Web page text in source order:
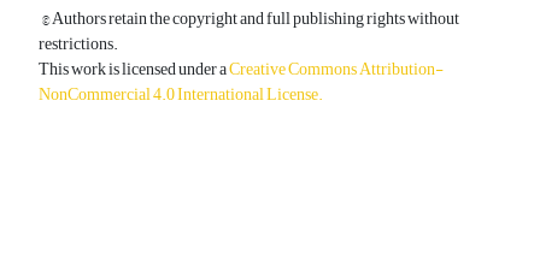
© Authors retain the copyright and full publishing rights without
restrictions.
This work is licensed under aCreative Commons Attribution-
NonCommercial 4.0 International License.